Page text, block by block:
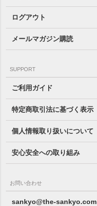
ログアウト
メールマガジン購読
SUPPORT
ご利用ガイド
特定商取引法に基づく表示
個人情報取り扱いについて
安心安全への取り組み
お問い合わせ
sankyo@the-sankyo.com